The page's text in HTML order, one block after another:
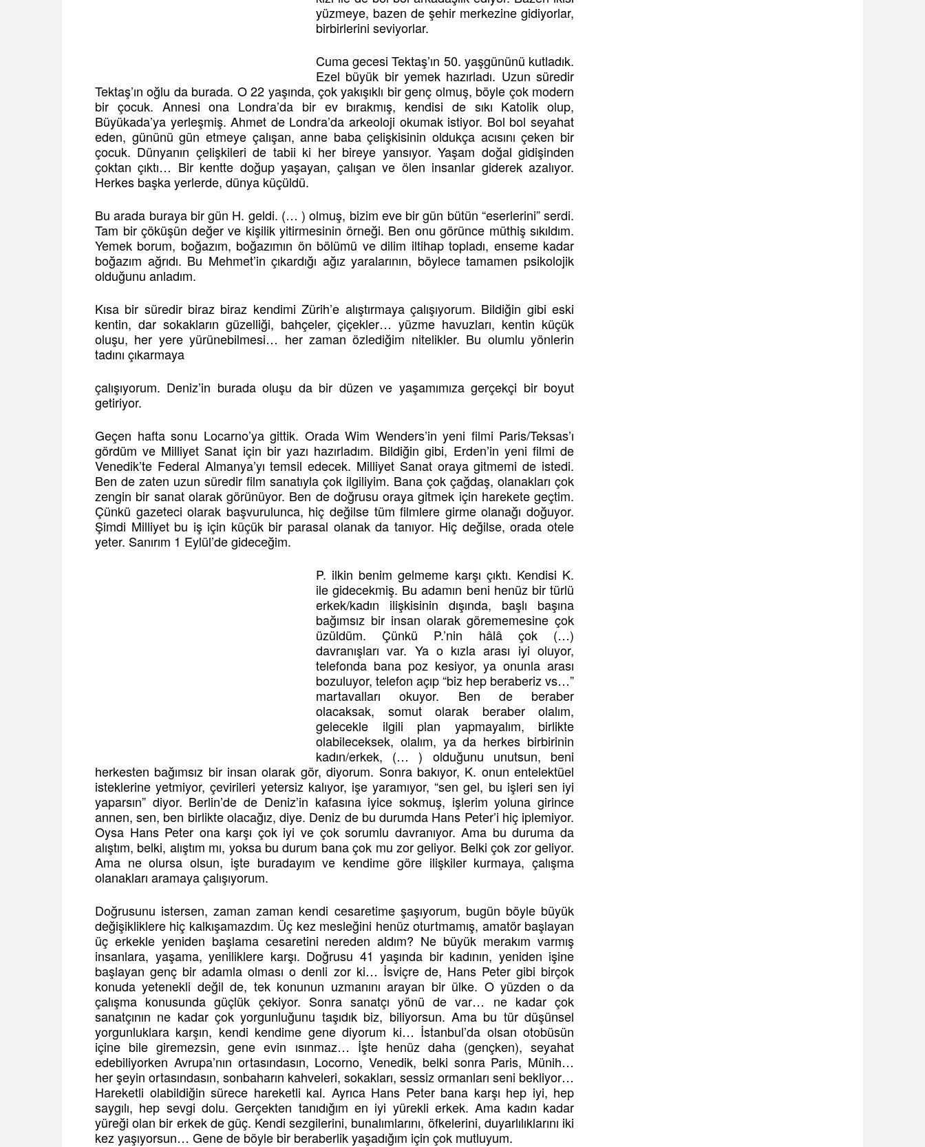
yüzmeye, bazen de şehir merkezine gidiyorlar,
birbirlerini seviyorlar.
Cuma gecesi Tektaş’ın 50. yaşgününü kutladık.
Ezel büyük bir yemek hazırladı. Uzun süredir
Tektaş’ın oğlu da burada. O 22 yaşında, çok yakışıklı bir genç olmuş, böyle çok modern
bir çocuk. Annesi ona Londra’da bir ev bırakmış, kendisi de sıkı Katolik olup,
Büyükada’ya yerleşmiş. Ahmet de Londra’da arkeoloji okumak istiyor. Bol bol seyahat
eden, gününü gün etmeye çalışan, anne baba çelişkisinin oldukça acısını çeken bir
çocuk. Dünyanın çelişkileri de tabii ki her bireye yansıyor. Yaşam doğal gidişinden
çoktan çıktı… Bir kentte doğup yaşayan, çalışan ve ölen insanlar giderek azalıyor.
Herkes başka yerlerde, dünya küçüldü.
Bu arada buraya bir gün H. geldi. (… ) olmuş, bizim eve bir gün bütün “eserlerini” serdi.
Tam bir çöküşün değer ve kişilik yitirmesinin örneği. Ben onu görünce müthiş sıkıldım.
Yemek borum, boğazım, boğazımın ön bölümü ve dilim iltihap topladı, enseme kadar
boğazım ağrıdı. Bu Mehmet’in çıkardığı ağız yaralarının, böylece tamamen psikolojik
olduğunu anladım.
Kısa bir süredir biraz biraz kendimi Zürih’e alıştırmaya çalışıyorum. Bildiğin gibi eski
kentin, dar sokakların güzelliği, bahçeler, çiçekler… yüzme havuzları, kentin küçük
oluşu, her yere yürünebilmesi… her zaman özlediğim nitelikler. Bu olumlu yönlerin
tadını çıkarmaya
çalışıyorum. Deniz’in burada oluşu da bir düzen ve yaşamımıza gerçekçi bir boyut
getiriyor.
Geçen hafta sonu Locarno’ya gittik. Orada Wim Wenders’in yeni filmi Paris/Teksas’ı
gördüm ve Milliyet Sanat için bir yazı hazırladım. Bildiğin gibi, Erden’in yeni filmi de
Venedik’te Federal Almanya’yı temsil edecek. Milliyet Sanat oraya gitmemi de istedi.
Ben de zaten uzun süredir film sanatıyla çok ilgiliyim. Bana çok çağdaş, olanakları çok
zengin bir sanat olarak görünüyor. Ben de doğrusu oraya gitmek için harekete geçtim.
Çünkü gazeteci olarak başvurulunca, hiç değilse tüm filmlere girme olanağı doğuyor.
Şimdi Milliyet bu iş için küçük bir parasal olanak da tanıyor. Hiç değilse, orada otele
yeter. Sanırım 1 Eylül’de gideceğim.
P. ilkin benim gelmeme karşı çıktı. Kendisi K.
ile gidecekmiş. Bu adamın beni henüz bir türlü
erkek/kadın ilişkisinin dışında, başlı başına
bağımsız bir insan olarak görememesine çok
üzüldüm. Çünkü P.’nin hâlâ çok (…)
davranışları var. Ya o kızla arası iyi oluyor,
telefonda bana poz kesiyor, ya onunla arası
bozuluyor, telefon açıp “biz hep beraberiz vs…”
martavalları okuyor. Ben de beraber
olacaksak, somut olarak beraber olalım,
gelecekle ilgili plan yapmayalım, birlikte
olabileceksek, olalım, ya da herkes birbirinin
kadın/erkek, (… ) olduğunu unutsun, beni
herkesten bağımsız bir insan olarak gör, diyorum. Sonra bakıyor, K. onun entelektüel
isteklerine yetmiyor, çevirileri yetersiz kalıyor, işe yaramıyor, “sen gel, bu işleri sen iyi
yaparsın” diyor. Berlin’de de Deniz’in kafasına iyice sokmuş, işlerim yoluna girince
annen, sen, ben birlikte olacağız, diye. Deniz de bu durumda Hans Peter’i hiç iplemiyor.
Oysa Hans Peter ona karşı çok iyi ve çok sorumlu davranıyor. Ama bu duruma da
alıştım, belki, alıştım mı, yoksa bu durum bana çok mu zor geliyor. Belki çok zor geliyor.
Ama ne olursa olsun, işte buradayım ve kendime göre ilişkiler kurmaya, çalışma
olanakları aramaya çalışıyorum.
Doğrusunu istersen, zaman zaman kendi cesaretime şaşıyorum, bugün böyle büyük
değişikliklere hiç kalkışamazdım. Üç kez mesleğini henüz oturtmamış, amatör başlayan
üç erkekle yeniden başlama cesaretini nereden aldım? Ne büyük merakım varmış
insanlara, yaşama, yeniliklere karşı. Doğrusu 41 yaşında bir kadının, yeniden işine
başlayan genç bir adamla olması o denli zor ki… İsviçre de, Hans Peter gibi birçok
konuda yetenekli değil de, tek konunun uzmanını arayan bir ülke. O yüzden o da
çalışma konusunda güçlük çekiyor. Sonra sanatçı yönü de var… ne kadar çok
sanatçının ne kadar çok yorgunluğunu taşıdık biz, biliyorsun. Ama bu tür düşünsel
yorgunluklara karşın, kendi kendime gene diyorum ki… İstanbul’da olsan otobüsün
içine bile giremezsin, gene evin ısınmaz… İşte henüz daha (gençken), seyahat
edebiliyorken Avrupa’nın ortasındasın, Locorno, Venedik, belki sonra Paris, Münih…
her şeyin ortasındasın, sonbaharın kahveleri, sokakları, sessiz ormanları seni bekliyor…
Hareketli olabildiğin sürece hareketli kal. Ayrıca Hans Peter bana karşı hep iyi, hep
saygılı, hep sevgi dolu. Gerçekten tanıdığım en iyi yürekli erkek. Ama kadın kadar
yüreği olan bir erkek de güç. Kendi sezgilerini, bunalımlarını, öfkelerini, duyarlılıklarını iki
kez yaşıyorsun… Gene de böyle bir beraberlik yaşadığım için çok mutluyum.